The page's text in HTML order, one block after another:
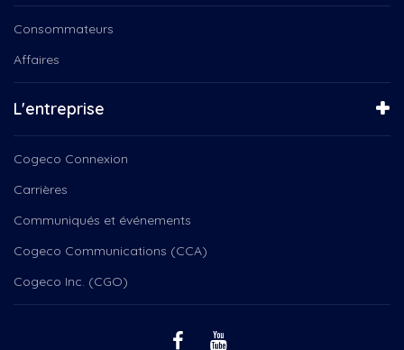
Consommateurs
Affaires
L'entreprise
Cogeco Connexion
Carrières
Communiqués et événements
Cogeco Communications (CCA)
Cogeco Inc. (CGO)